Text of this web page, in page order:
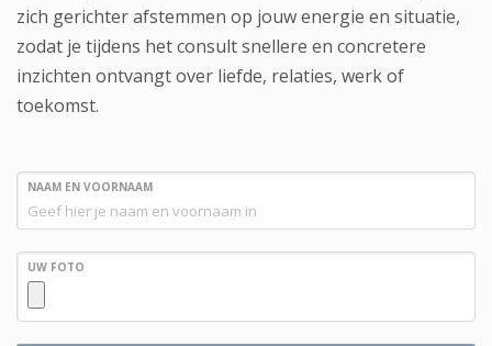
zich gerichter afstemmen op jouw energie en situatie,
zodat je tijdens het consult snellere en concretere
inzichten ontvangt over liefde, relaties, werk of
toekomst.
NAAM EN VOORNAAM
UW FOTO